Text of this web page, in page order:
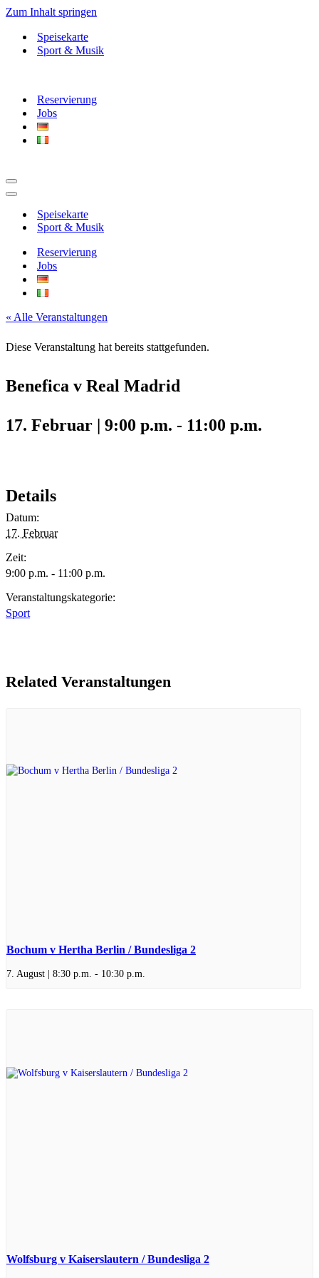
Zum Inhalt springen
Speisekarte
Sport & Musik
Reservierung
Jobs
Navigationsmenü
Navigationsmenü
Speisekarte
Sport & Musik
Reservierung
Jobs
« Alle Veranstaltungen
Diese Veranstaltung hat bereits stattgefunden.
Benefica v Real Madrid
17. Februar | 9:00 p.m. - 11:00 p.m.
Details
Datum:
17. Februar
Zeit:
9:00 p.m. - 11:00 p.m.
Veranstaltungskategorie:
Sport
Related Veranstaltungen
Bochum v Hertha Berlin / Bundesliga 2
7. August | 8:30 p.m. - 10:30 p.m.
Wolfsburg v Kaiserslautern / Bundesliga 2